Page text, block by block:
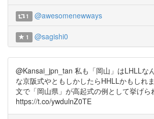
1 @awesomenewways
1 @sagishi0
@Kansai_jpn_tan 私も「岡山」はLHLLな
な京阪式やともしかしたらHHLLかもしれ
文で「岡山県」が高起式の例として挙げら
https://t.co/ywdulnZ0TE